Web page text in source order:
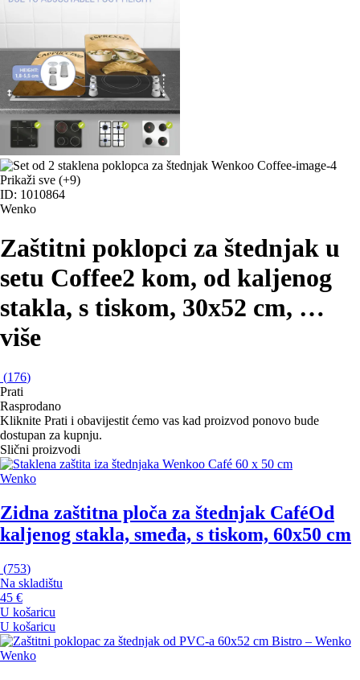
Prikaži sve (+9)
ID: 1010864
Wenko
Zaštitni poklopci za štednjak u
setu Coffee2 kom, od kaljenog
stakla, s tiskom, 30x52 cm, …
više
(176)
Prati
Rasprodano
Kliknite Prati i obavijestit ćemo vas kad proizvod ponovo bude
dostupan za kupnju.
Slični proizvodi
Wenko
Zidna zaštitna ploča za štednjak CaféOd
kaljenog stakla, smeđa, s tiskom, 60x50 cm
(753)
Na skladištu
45 €
U košaricu
U košaricu
Wenko